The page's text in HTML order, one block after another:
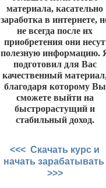
материала, касательно
заработка в интернете,
не всегда после их
приобретения они несут
полезную информацию.
подготовил для Вас
качественный
благодаря которому Вы
сможете выйти на
быстрорастущий и
стабильный доход.
<<< Скачать курс и
начать зарабатывать
>>>